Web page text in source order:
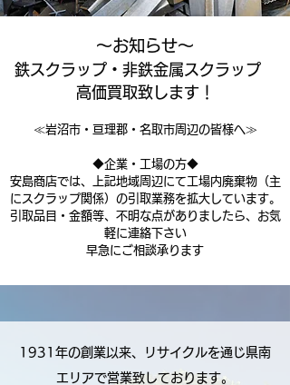
〜お知らせ〜
鉄スクラップ・非鉄金属スクラップ
高価買取致します！
≪岩沼市・亘理郡・名取市周辺の皆様へ≫
◆企業・工場の方◆
安島商店では、上記地域周辺にて工場内廃棄物（主
にスクラップ関係）の引取業務を拡大しています。
引取品目・金額等、不明な点がありましたら、お気
軽に連絡下さい
早急にご相談承ります
1931年の創業以来、リサイクルを通じ県南
エリアで営業致しております。